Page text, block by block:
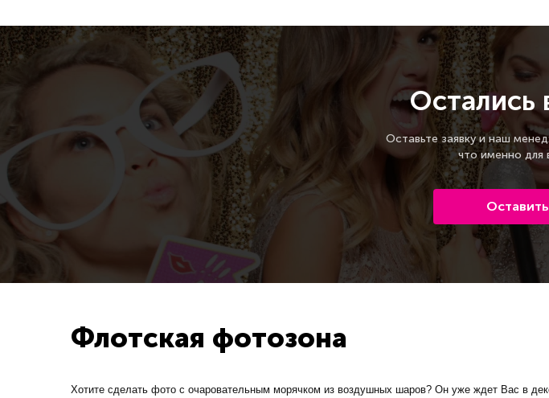
Остались
Оставьте заявку и наш
что именно для
Флотская фотозона
Хотите сделать фото с очаровательным морячком из воздушных шаров? Он уже ждет Вас в